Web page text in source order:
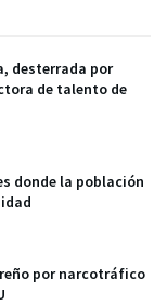
desterrada por
de talento de
donde la población
por narcotráfico